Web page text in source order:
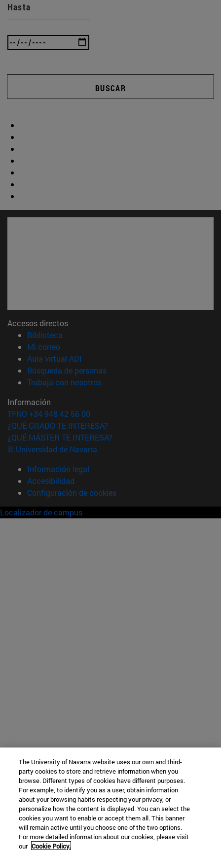
Hasta
BUSCAR
Accesos directos
Biblioteca
Mi correo(abre en nueva ventana)
Aula virtual ADI
Búsqueda de personas(abre en nueva ventana)
Trabaja con nosotros(abre en nueva ventana)
Información
TFNO +34 948 42 56 00
¿QUÉ GRADO TE INTERESA?
¿QUÉ MÁSTER TE INTERESA?
© Universidad de Navarra
Información legal
Accesibilidad
Configuración de cookies
Localizador de campus
The University of Navarra website uses our own and third-
party cookies to store and retrieve information when you
browse. Different types of cookies have different purposes.
For example, to identify you as a user, obtain information
about your browsing habits respecting your privacy, or
personalize how the content is displayed. You can select the
cookies you want to enable or accept them all. This banner
will remain active until you choose one of the two options.
For more detailed information about our cookies, please visit
our Cookie Policy.